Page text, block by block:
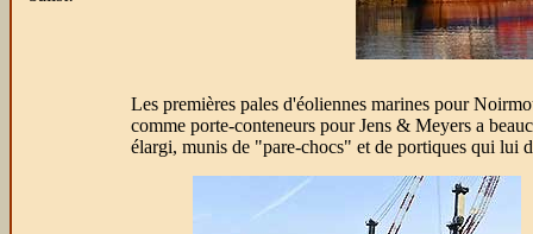
Les premières pales d'éoliennes marines pour
comme porte-conteneurs pour Jens & Meyers a
élargi, munis de "pare-chocs" et de portiques qui lui